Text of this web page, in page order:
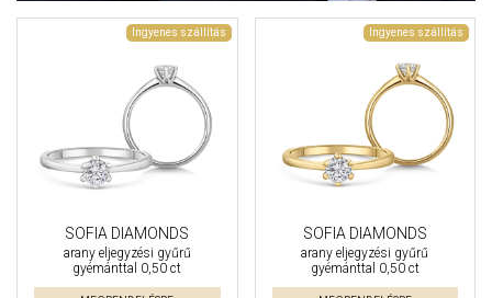
Ingyenes szállítás
SOFIA DIAMONDS
arany eljegyzési gyűrű
gyémánttal 0,50 ct
Ingyenes szállítás
SOFIA DIAMONDS
arany eljegyzési gyűrű
gyémánttal 0,50 ct